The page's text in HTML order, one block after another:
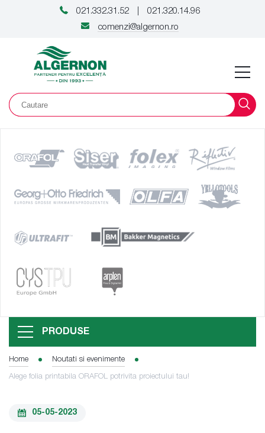
021.332.31.52
021.320.14.96
comenzi@algernon.ro
PRODUSE
Home Noutati si evenimente
Alege folia printabila ORAFOL potrivita proiectului tau!
05-05-2023